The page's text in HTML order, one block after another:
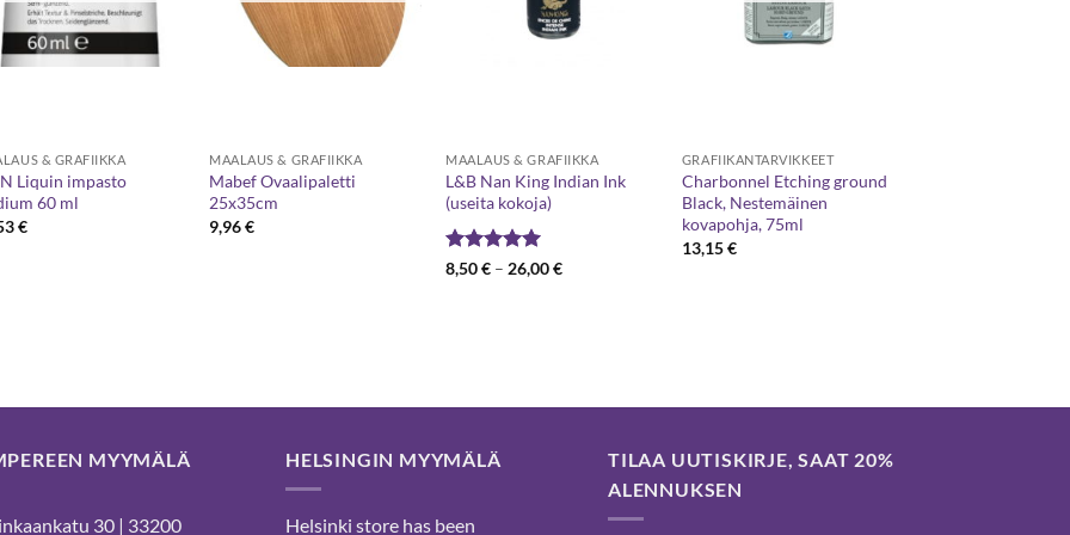
& GRAFIIKKA
Liquin impasto
60 ml
€
MAALAUS & GRAFIIKKA
Mabef Ovaalipaletti
25x35cm
9,96€
MAALAUS & GRAFIIKKA
L&B Nan King Indian Ink
(useita kokoja)
Arvostelu
8,50€ – 26,00€Hintaluokka:
GRAFIIKANTARVIKKEET
Charbonnel Etching ground
Black, Nestemäinen
kovapohja, 75ml
13,15€
MYYMÄLÄ
30 | 33200
HELSINGIN MYYMÄLÄ
Helsinki store has been
TILAA UUTISKIRJE, SAAT 20%
ALENNUKSEN